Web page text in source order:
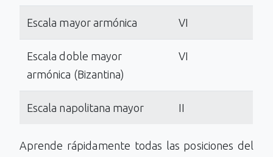
Escala mayor armónica VI
Escala doble mayor
armónica (Bizantina)
VI
Escala napolitana mayor II
Aprende rápidamente todas las posiciones del